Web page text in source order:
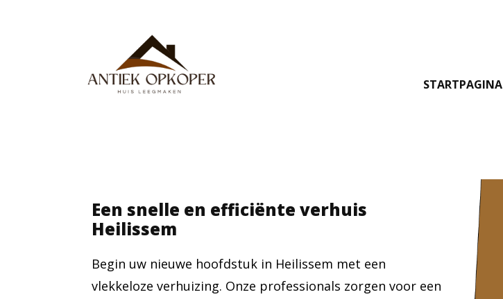
STARTPAGINA
Een snelle en efficiënte verhuis
Heilissem
Begin uw nieuwe hoofdstuk in Heilissem met een
vlekkeloze verhuizing. Onze professionals zorgen voor een